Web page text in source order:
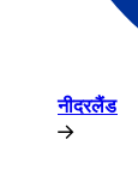
नीदरलैंड​​